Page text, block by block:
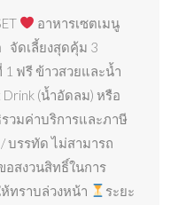
อาหารเซตเมนู
จัดเลี้ยงสุดคุ้ม 3
1 ฟรี ข้าวสวยและน้ำ
(น้ำอัดลม) หรือ
วมค่าบริการและภาษี
บรรทัด ไม่สามารถ
อสงวนสิทธิ์ในการ
ทราบล่วงหน้า
ระยะ